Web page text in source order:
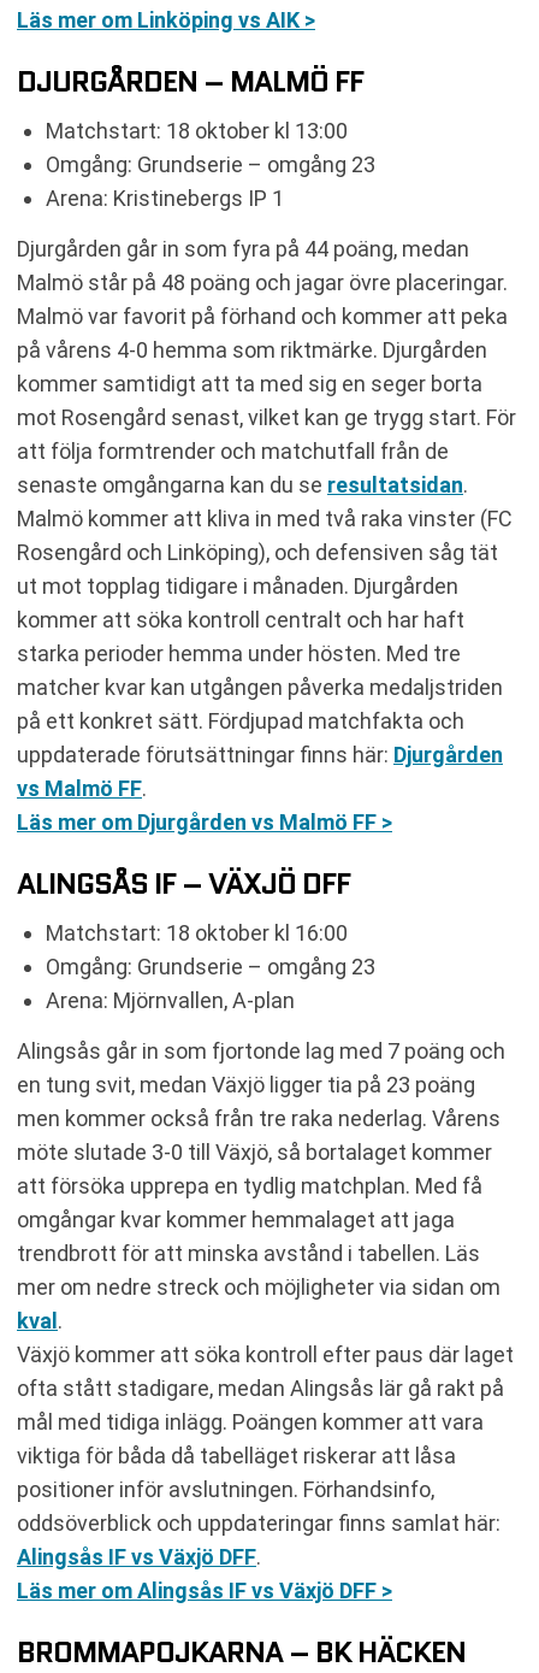
Läs mer om Linköping vs AIK >
DJURGÅRDEN – MALMÖ FF
Matchstart: 18 oktober kl 13:00
Omgång: Grundserie – omgång 23
Arena: Kristinebergs IP 1
Djurgården går in som fyra på 44 poäng, medan
Malmö står på 48 poäng och jagar övre placeringar.
Malmö var favorit på förhand och kommer att peka
på vårens 4-0 hemma som riktmärke. Djurgården
kommer samtidigt att ta med sig en seger borta
mot Rosengård senast, vilket kan ge trygg start. För
att följa formtrender och matchutfall från de
senaste omgångarna kan du se resultatsidan.
Malmö kommer att kliva in med två raka vinster (FC
Rosengård och Linköping), och defensiven såg tät
ut mot topplag tidigare i månaden. Djurgården
kommer att söka kontroll centralt och har haft
starka perioder hemma under hösten. Med tre
matcher kvar kan utgången påverka medaljstriden
på ett konkret sätt. Fördjupad matchfakta och
uppdaterade förutsättningar finns här: Djurgården
vs Malmö FF.
Läs mer om Djurgården vs Malmö FF >
ALINGSÅS IF – VÄXJÖ DFF
Matchstart: 18 oktober kl 16:00
Omgång: Grundserie – omgång 23
Arena: Mjörnvallen, A-plan
Alingsås går in som fjortonde lag med 7 poäng och
en tung svit, medan Växjö ligger tia på 23 poäng
men kommer också från tre raka nederlag. Vårens
möte slutade 3-0 till Växjö, så bortalaget kommer
att försöka upprepa en tydlig matchplan. Med få
omgångar kvar kommer hemmalaget att jaga
trendbrott för att minska avstånd i tabellen. Läs
mer om nedre streck och möjligheter via sidan om
kval .
Växjö kommer att söka kontroll efter paus där laget
ofta stått stadigare, medan Alingsås lär gå rakt på
mål med tidiga inlägg. Poängen kommer att vara
viktiga för båda då tabelläget riskerar att låsa
positioner inför avslutningen. Förhandsinfo,
oddsöverblick och uppdateringar finns samlat här:
Alingsås IF vs Växjö DFF.
Läs mer om Alingsås IF vs Växjö DFF >
BROMMAPOJKARNA – BK HÄCKEN